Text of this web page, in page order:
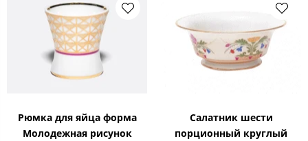
Рюмка для яйца форма
Молодежная рисунок
Салатник шести
порционный круглый